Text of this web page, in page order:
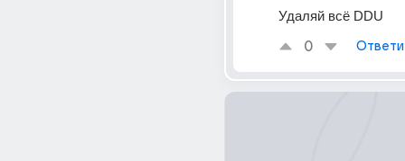
Удаляй всё DDU
0